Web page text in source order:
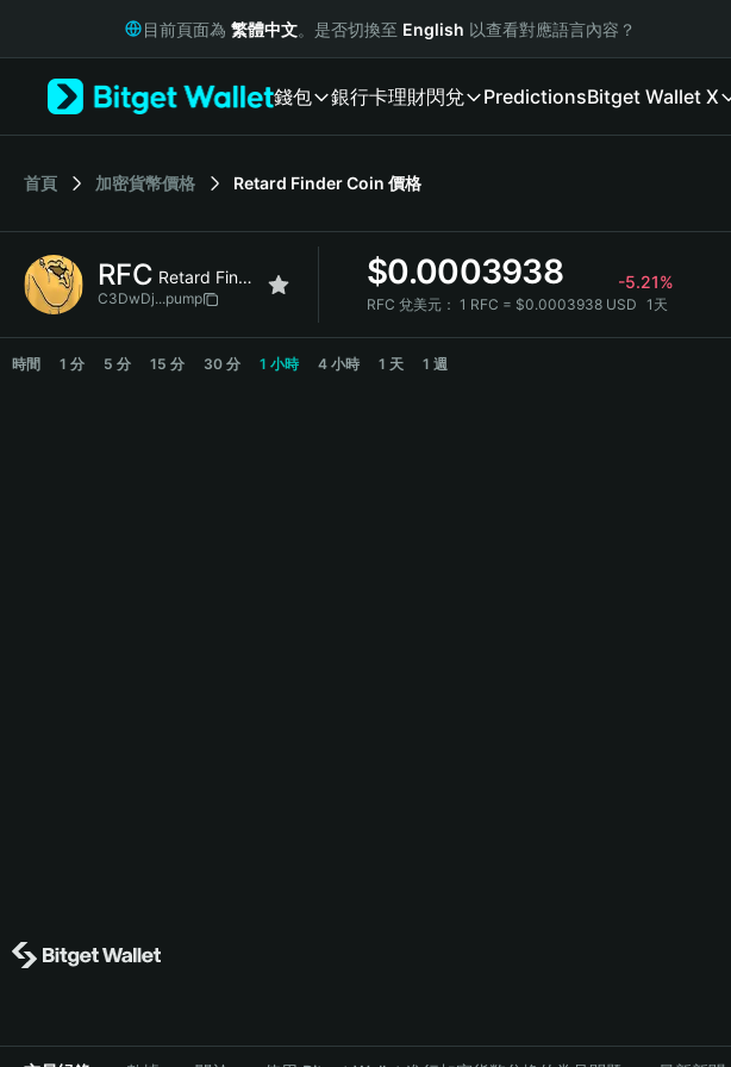
Русский
Italiano
简体中文
繁體中文
Bahasa Indonesia
目前頁面為 繁體中文。是否切換至 English 以查看對應語言內容？
錢包 銀行卡理財閃兌 PredictionsBitget Wallet X
首頁 加密貨幣價格 Retard Finder Coin 價格
RFC Retard Finder Coin
C3DwDj...pump
$0.0003938 -5.21%
RFC 兌美元： 1 RFC = $0.0003938 USD 1天
RFC Price Chart
時間 1 分 5 分 15 分 30 分 1 小時 4 小時 1 天 1 週